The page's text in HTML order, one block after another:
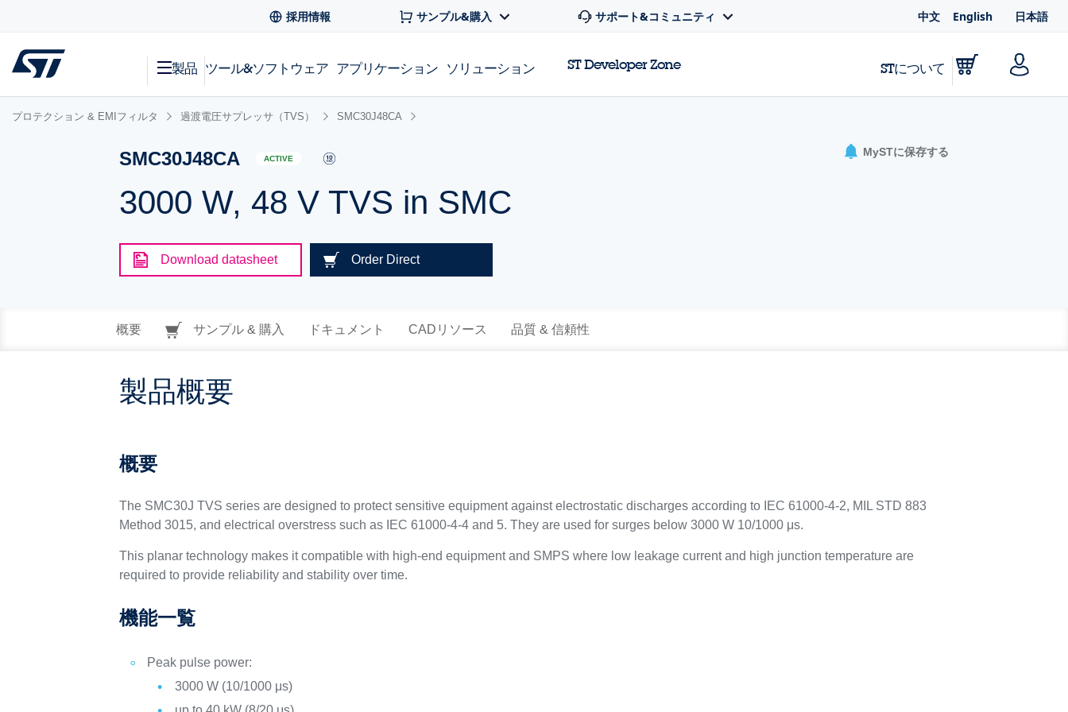
採用情報 サンプル&購入 サポート&コミュニティ 中文 English 日本語
製品 ツール&ソフトウェア アプリケーション ソリューション ST Developer Zone STについて
プロテクション & EMIフィルタ 過渡電圧サプレッサ（TVS） SMC30J48CA
SMC30J48CA ACTIVE
3000 W, 48 V TVS in SMC
MySTに保存する
Download datasheet Order Direct
概要 サンプル & 購入 ドキュメント CADリソース 品質 & 信頼性
製品概要
概要
The SMC30J TVS series are designed to protect sensitive equipment against electrostatic discharges according to IEC 61000-4-2, MIL STD 883
Method 3015, and electrical overstress such as IEC 61000-4-4 and 5. They are used for surges below 3000 W 10/1000 μs.
This planar technology makes it compatible with high-end equipment and SMPS where low leakage current and high junction temperature are
required to provide reliability and stability over time.
機能一覧
Peak pulse power:
3000 W (10/1000 μs)